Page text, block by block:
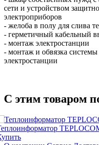
сети и устройством
электроприборов
- желоба в полу для слива
- герметичный кабельный
- монтаж электростанции
- монтаж и обвязка
электростанции
C этим товаром